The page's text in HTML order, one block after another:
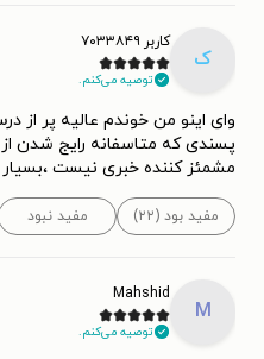
ک
کاربر ۷۰۳۳۸۴۹
توصیه می‌کنم.
وای اینو من خوندم عالیه پر از
پسندی که متاسفانه رایج شدن
مشمئز کننده خبری نیست
مفید بود (۲۲) مفید نبود
M
Mahshid
توصیه می‌کنم.